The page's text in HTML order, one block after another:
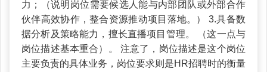
力；（说明岗位需要候选人能与内部团队或外部合作
伙伴高效协作，整合资源推动项目落地。） 3.具备数
据分析及策略能力，擅长直播项目管理。 （这一点与
岗位描述基本重合）。 注意了，岗位描述是这个岗位
主要负责的具体业务，岗位要求则是HR招聘时的衡量